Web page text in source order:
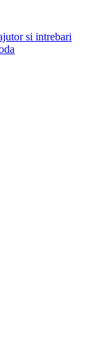
si intrebari